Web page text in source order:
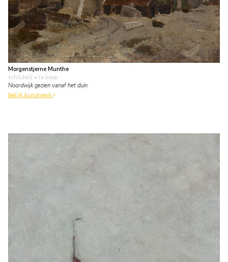
Morgenstjerne Munthe
schilderij • te koop
Noordwijk gezien vanaf het duin
bekijk kunstwerk